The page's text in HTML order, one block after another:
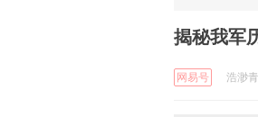
揭秘我军
网易号 浩渺